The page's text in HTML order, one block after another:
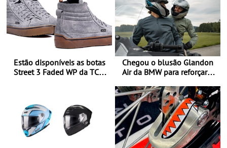
Estão disponíveis as botas
Street 3 Faded WP da TCX
Chegou o blusão Glandon
Air da BMW para reforçar
verão